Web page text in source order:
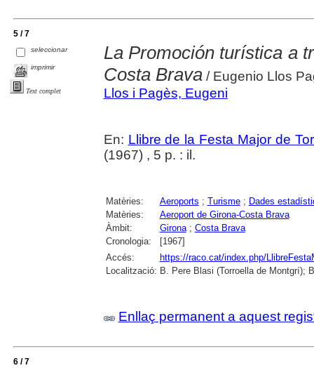
5 / 7
seleccionar
imprimir
Text complet
La Promoción turística a
Costa Brava/ Eugenio Llos
Llos i Pagès, Eugeni
En: Llibre de la Festa Major de
(1967) , 5 p. : il.
Matèries: Aeroports ; Turisme; Dades
Matèries:
Aeroport de Girona-Costa Brava
Àmbit:
Girona; Costa Brava
Cronologia:
[1967]
Accés:
https://raco.cat/index.php/
Localització: B. Pere Blasi (Torroella de Montgrí);
Enllaç permanent a aquest
6 / 7